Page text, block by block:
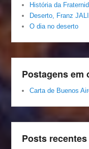
História da
Deserto, Franz
O dia no deserto
Postagens em
Carta de Buenos
Posts recentes